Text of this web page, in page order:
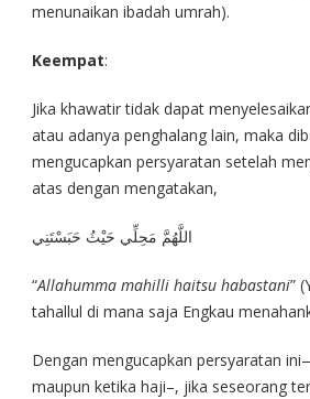
menunaikan ibadah umrah).
Keempat:
Jika khawatir tidak dapat
atau adanya penghalang lain, maka
mengucapkan persyaratan setelah
atas dengan mengatakan,
اللَّهُمَّ مَحِلِّي حَيْثُ حَبَسْتَنِي
“Allahumma mahilli haitsu habastani”
tahallul di mana saja Engkau
Dengan mengucapkan persyaratan
maupun ketika haji–, jika seseorang